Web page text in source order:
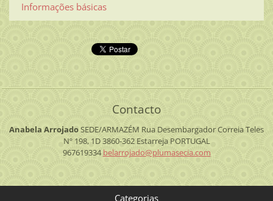
Informações básicas
Contacto
Anabela ArrojadoSEDE/ARMAZÉM Rua Desembargador Correia Teles
Nº 198, 1D3860-362 EstarrejaPORTUGAL
967619334belarrojado@plumasecia.com
Categorias